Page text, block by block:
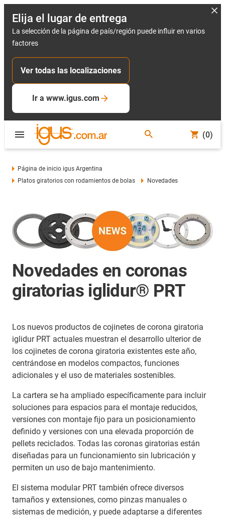
Elija el lugar de entrega
La selección de la página de país/región puede influir en varios
factores
Ver todas las localizaciones
Ir a www.igus.com
(0)
Página de inicio igus Argentina
Platos giratorios con rodamientos de bolas
Novedades
Novedades en coronas
giratorias iglidur® PRT
Los nuevos productos de cojinetes de corona giratoria
iglidur PRT actuales muestran el desarrollo ulterior de
los cojinetes de corona giratoria existentes este año,
centrándose en modelos compactos, funciones
adicionales y el uso de materiales sostenibles.
La cartera se ha ampliado específicamente para incluir
soluciones para espacios para el montaje reducidos,
versiones con montaje fijo para un posicionamiento
definido y versiones con una elevada proporción de
pellets reciclados. Todas las coronas giratorias están
diseñadas para un funcionamiento sin lubricación y
permiten un uso de bajo mantenimiento.
El sistema modular PRT también ofrece diversos
tamaños y extensiones, como pinzas manuales o
sistemas de medición, y puede adaptarse a diferentes